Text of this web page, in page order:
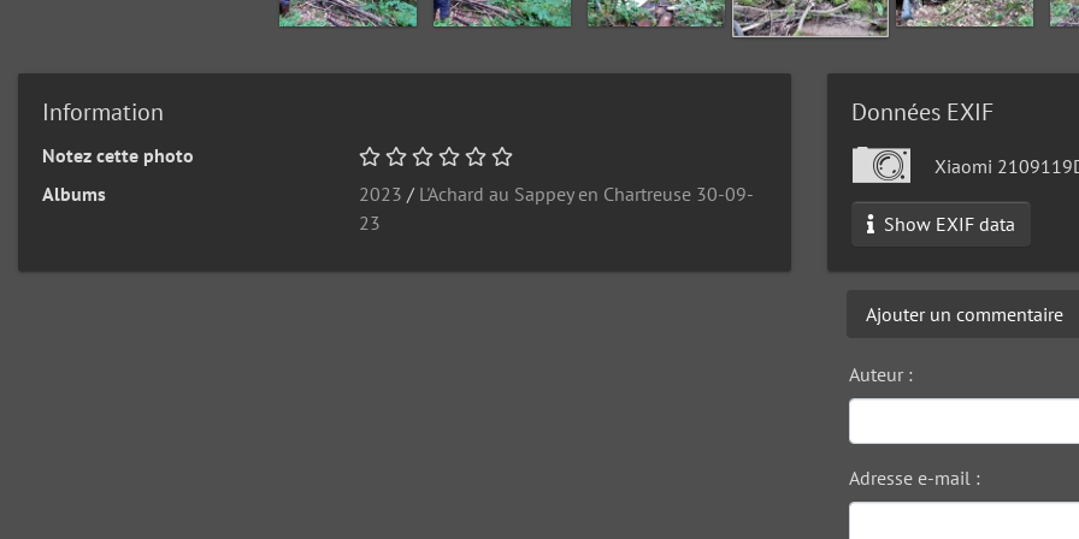
Information
Notez cette photo
Albums
2023 / L'Achard au Sappey en Chartreuse 30-09-
23
Données EXIF
Xiaomi
Show EXIF data
Ajouter un commentaire
Auteur :
Adresse e-mail :